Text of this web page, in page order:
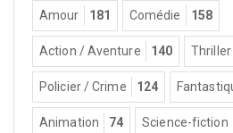
Amour 181 Comédie 158
Action / Aventure 140 Thriller
Policier / Crime 124
Animation 74 Science-fiction